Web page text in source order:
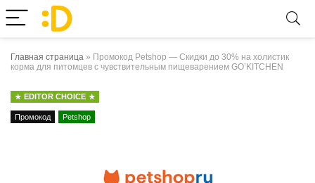
Главная страница » Промокод Petshop — Скидки до 30% на холистик
корма для питомцев с чувствительным пищеварением GO’KITCHEN
EDITOR CHOICE
Промокод Petshop